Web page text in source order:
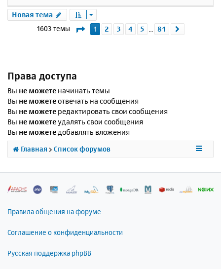
Новая тема
1603 темы Страница1 из 81
1 2 3 4 5 … 81
Права доступа
Вы не можете начинать темы
Вы не можетеотвечать на сообщения
Вы не можете редактировать свои сообщения
Вы не можетеудалять свои сообщения
Вы не можетедобавлять вложения
Главная Список форумов
Правила общения на форуме
Соглашение о конфиденциальности
Русская поддержка phpBB